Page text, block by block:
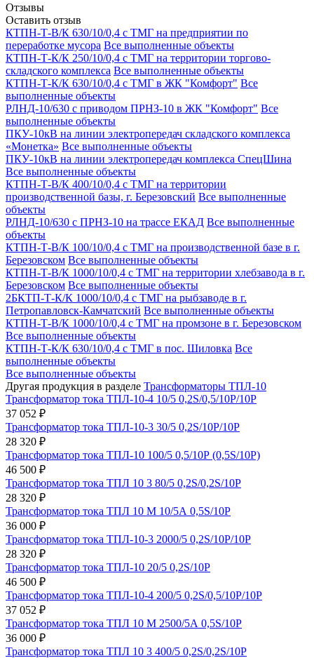
Отзывы
Оставить отзыв
КТПН-Т-В/К 630/10/0,4 с ТМГ на предприятии по
переработке мусора Все выполненные объекты
КТПН-Т-К/К 250/10/0,4 с ТМГ на территории торгово-
складского комплекса Все выполненные объекты
КТПН-Т-К/К 630/10/0,4 с ТМГ в ЖК "Комфорт" Все
выполненные объекты
РЛНД-10/630 с приводом ПРНЗ-10 в ЖК "Комфорт" Все
выполненные объекты
ПКУ-10кВ на линии электропередач складского комплекса
«Монетка» Все выполненные объекты
ПКУ-10кВ на линии электропередач комплекса СпецШина
Все выполненные объекты
КТПН-Т-В/К 400/10/0,4 с ТМГ на территории
производственной базы, г. Березовский Все выполненные
объекты
РЛНД-10/630 с ПРНЗ-10 на трассе ЕКАД Все выполненные
объекты
КТПН-Т-В/К 100/10/0,4 с ТМГ на производственной базе в г.
Березовском Все выполненные объекты
КТПН-Т-В/К 1000/10/0,4 с ТМГ на территории хлебзавода в г.
Березовском Все выполненные объекты
2БКТП-Т-К/К 1000/10/0,4 с ТМГ на рыбзаводе в г.
Петропавловск-Камчатский Все выполненные объекты
КТПН-Т-В/К 1000/10/0,4 с ТМГ на промзоне в г. Березовском
Все выполненные объекты
КТПН-Т-К/К 630/10/0,4 с ТМГ в пос. Шиловка Все
выполненные объекты
Все выполненные объекты
Другая продукция в разделе Трансформаторы ТПЛ-10
Трансформатор тока ТПЛ-10-4 10/5 0,2S/0,5/10Р/10Р
37 052 ₽
Трансформатор тока ТПЛ-10-3 30/5 0,2S/10Р/10Р
28 320 ₽
Трансформатор тока ТПЛ-10 100/5 0,5/10Р (0,5S/10Р)
46 500 ₽
Трансформатор тока ТПЛ 10 3 80/5 0,2S/0,2S/10Р
28 320 ₽
Трансформатор тока ТПЛ 10 М 10/5А 0,5S/10Р
36 000 ₽
Трансформатор тока ТПЛ-10-3 2000/5 0,2S/10Р/10Р
28 320 ₽
Трансформатор тока ТПЛ-10 20/5 0,2S/10Р
46 500 ₽
Трансформатор тока ТПЛ-10-4 200/5 0,2S/0,5/10Р/10Р
37 052 ₽
Трансформатор тока ТПЛ 10 М 2500/5А 0,5S/10Р
36 000 ₽
Трансформатор тока ТПЛ 10 3 400/5 0,2S/0,2S/10Р